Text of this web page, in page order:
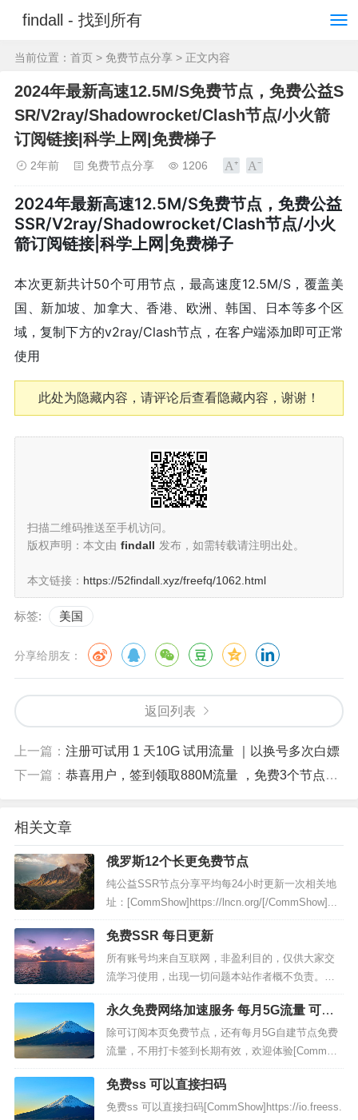
findall - 找到所有
当前位置： 首页 > 免费节点分享 > 正文内容
2024年最新高速12.5M/S免费节点，免费公益S
SR/V2ray/Shadowrocket/Clash节点/小火箭
订阅链接|科学上网|免费梯子
2年前 免费节点分享 1206
2024年最新高速12.5M/S免费节点，免费公益
SSR/V2ray/Shadowrocket/Clash节点/小火
箭订阅链接|科学上网|免费梯子
本次更新共计50个可用节点，最高速度12.5M/S，覆盖美
国、新加坡、加拿大、香港、欧洲、韩国、日本等多个区
域，复制下方的v2ray/Clash节点，在客户端添加即可正常
使用
此处为隐藏内容，请评论后查看隐藏内容，谢谢！
扫描二维码推送至手机访问。
版权声明：本文由 findall 发布，如需转载请注明出处。
本文链接： https://52findall.xyz/freefq/1062.html
标签: 美国
分享给朋友：
返回列表
上一篇： 注册可试用 1 天10G 试用流量 ｜以换号多次白嫖
下一篇： 恭喜用户，签到领取880M流量 ，免费3个节点试用(有时不好使自测)
相关文章
俄罗斯12个长更免费节点
纯公益SSR节点分享平均每24小时更新一次相关地
址：[CommShow]https://lncn.org/[/CommShow]...
免费SSR 每日更新
所有账号均来自互联网，非盈利目的，仅供大家交
流学习使用，出现一切问题本站作者概不负责。本
站不提供任何收费服务，不推荐任何收费机场，谢
谢大家的支持。资源存在一定时效性，本站不保证
全部可用，请自行验证后使用。为了保护账号不被
滥用，请在下方输入计...
永久免费网络加速服务 每月5G流量 可做
备用
除可订阅本页免费节点，还有每月5G自建节点免费
流量，不用打卡签到长期有效，欢迎体验[CommSh
ow]bulink.xyz注册（要翻墙）除可订阅本页免费节
点，还有每月5G自建节点免费流量，不用打卡签到
长期有效，欢迎体验新开bulink镜像站...
免费ss 可以直接扫码
免费ss 可以直接扫码[CommShow]https://io.freess.